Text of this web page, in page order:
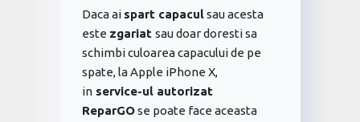
Daca ai spart capaculsau acesta
este zgariat sau doar doresti sa
schimbi culoarea capacului de pe
spate, la Apple iPhone X,
in service-ul autorizat
ReparGOse poate face aceasta